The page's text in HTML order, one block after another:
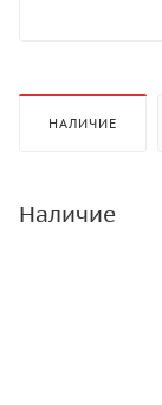
НАЛИЧИЕ
Наличие